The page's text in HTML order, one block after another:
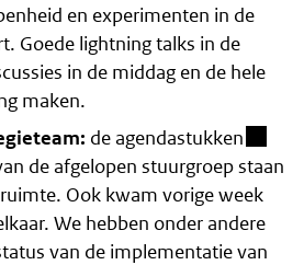
en experimenten in de
Goede lightning talks in de
in de middag en de hele
maken.
deagendastukken
omgeving)
de afgelopen stuurgroep staan
Ook kwam vorige week
We hebben onder andere
van de implementatie van